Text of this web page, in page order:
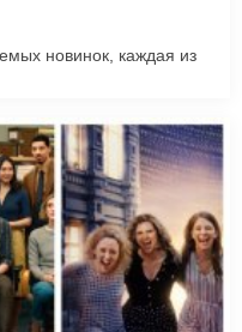
новинок, каждая из